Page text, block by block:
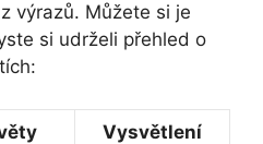
výrazů. Můžete si je
si udrželi přehled o
Vysvětlení